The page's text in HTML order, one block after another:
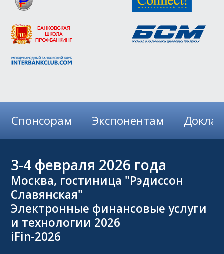
Спонсорам Экспонентам
3-4 февраля 2026 года
Москва, гостиница "Рэдиссон
Славянская"
Электронные финансовые услуги
и технологии 2026
iFin-2026